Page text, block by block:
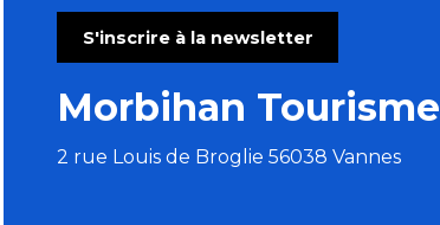
S'inscrire à la newsletter
Morbihan Tourisme
2 rue Louis de Broglie 56038 Vannes